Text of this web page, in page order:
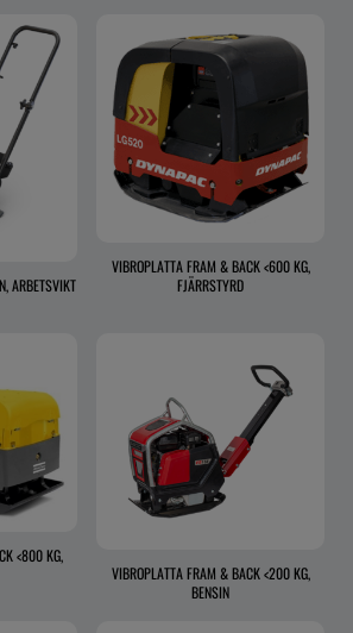
ARBETSVIKT
VIBROPLATTA FRAM & BACK <600 KG,
FJÄRRSTYRD
<800 KG,
VIBROPLATTA FRAM & BACK <200 KG,
BENSIN